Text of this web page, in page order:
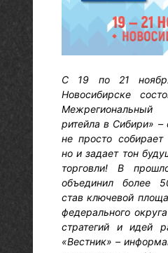
С 19 по 21
Новосибирске
ритейла в Сибири» –
не просто собирает
но и задает тон
торговли! В
объединил более
став ключевой
федерального
стратегий и идей
«Вестник» –